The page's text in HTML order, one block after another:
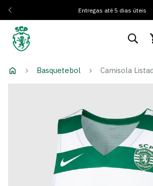
Entregas até 5 dias úteis
Basquetebol Camisola